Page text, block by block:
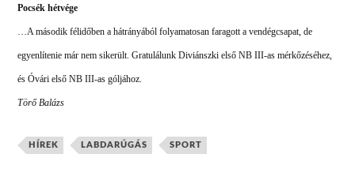
Pocsék hétvége
…A második félidőben a hátrányából folyamatosan faragott a vendégcsapat, de
egyenlítenie már nem sikerült. Gratulálunk Diviánszki első NB III-as mérkőzéséhez,
és Óvári első NB III-as góljához.
Törő Balázs
HÍREK LABDARÚGÁS SPORT